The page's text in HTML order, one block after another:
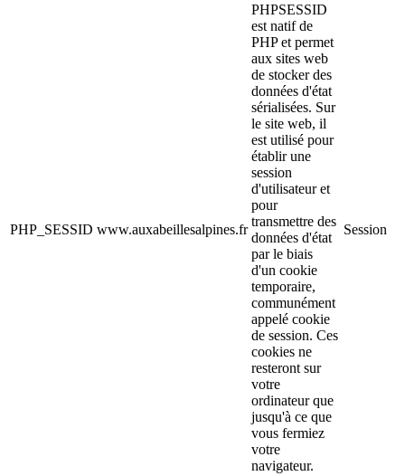
PHP_SESSID www.auxabeillesalpines.fr
PHPSESSID
est natif de
PHP et permet
aux sites web
de stocker des
données d'état
sérialisées. Sur
le site web, il
est utilisé pour
établir une
session
d'utilisateur et
pour
transmettre des
données d'état
par le biais
d'un cookie
temporaire,
communément
appelé cookie
de session. Ces
cookies ne
resteront sur
votre
ordinateur que
jusqu'à ce que
vous fermiez
votre
navigateur.
Session